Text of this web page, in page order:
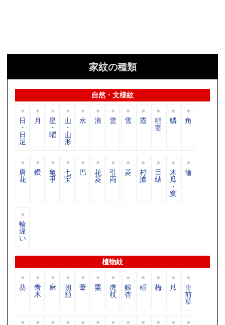
家紋の種類
自然・文様紋
日
・
日
足
月 星
・
曜
山
・
山
形
水 浪 雲 雪 霞 稲
妻
鱗 角
唐
花
鐶 亀
甲
七
宝
巴 花
菱
引
両
菱 村
濃
目
結
木
瓜
・
窠
輪
輪
違
い
植物紋
葵 青
木
麻 朝
顔
葦 粟 虎
杖
銀
杏
稲 梅 苽 車
前
草